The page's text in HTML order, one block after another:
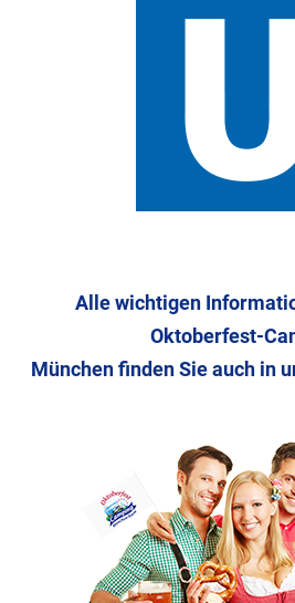
Alle wichtigen
Oktoberfest-
München finden Sie auch in